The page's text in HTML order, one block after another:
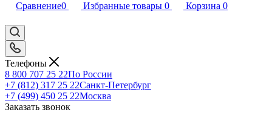
Сравнение0 Избранные товары 0 Корзина 0
Телефоны
8 800 707 25 22По России
+7 (812) 317 25 22Санкт-Петербург
+7 (499) 450 25 22Москва
Заказать звонок